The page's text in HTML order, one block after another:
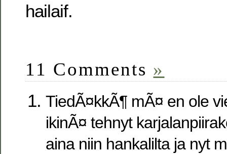
hailaif.
11 Comments »
TiedÃ¤kkÃ¶ mÃ¤ en ole
ikinÃ¤ tehnyt
aina niin hankalilta ja nyt